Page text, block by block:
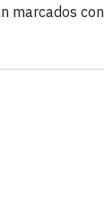
marcados con